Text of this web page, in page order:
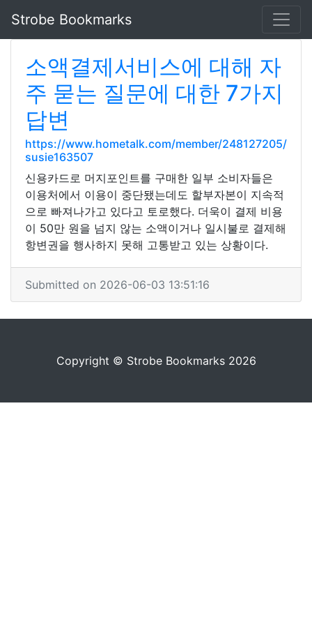
Strobe Bookmarks
소액결제서비스에 대해 자
주 묻는 질문에 대한 7가지
답변
https://www.hometalk.com/member/248127205/
susie163507
신용카드로 머지포인트를 구매한 일부 소비자들은
이용처에서 이용이 중단됐는데도 할부자본이 지속적
으로 빠져나가고 있다고 토로했다. 더욱이 결제 비용
이 50만 원을 넘지 않는 소액이거나 일시불로 결제해
항변권을 행사하지 못해 고통받고 있는 상황이다.
Submitted on 2026-06-03 13:51:16
Copyright © Strobe Bookmarks 2026